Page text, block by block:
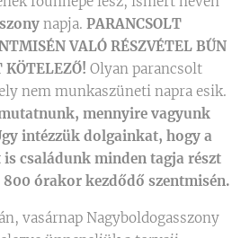
napja. PARANCSOLT
VALÓ RÉSZVÉTEL BŰN
Olyan parancsolt
nem munkaszüneti napra esik.
mennyire vagyunk
intézzük dolgainkat, hogy a
családunk minden tagja részt
órakor kezdődő szentmisén.
vasárnap Nagyboldogasszony